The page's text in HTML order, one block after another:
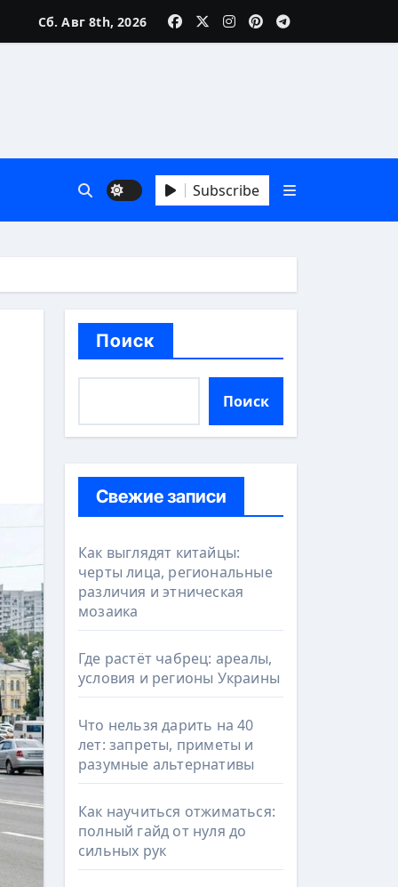
Сб. Авг 8th, 2026
Subscribe
Поиск
Поиск
Свежие записи
Как выглядят китайцы:
черты лица, региональные
различия и этническая
мозаика
Где растёт чабрец: ареалы,
условия и регионы Украины
Что нельзя дарить на 40
лет: запреты, приметы и
разумные альтернативы
Как научиться отжиматься:
полный гайд от нуля до
сильных рук